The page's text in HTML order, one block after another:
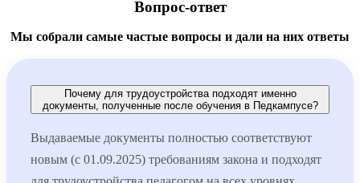
Вопрос-ответ
Мы собрали самые частые вопросы и дали на них ответы
Почему для трудоустройства подходят именно
документы, полученные после обучения в Педкампусе?
Выдаваемые документы полностью соответствуют
новым (с 01.09.2025) требованиям закона и подходят